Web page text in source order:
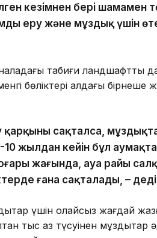
кезімнен бері шамамен
еру және мұздық үшін
табиғи ландшафтты да
бөліктері алдағы
сақталса,
10 жылдан кейін бұл
жағында, ауа райы
ғана сақталады, –
үшін қолайсыз жағдай
тыс аз түсуінен мұздықтар